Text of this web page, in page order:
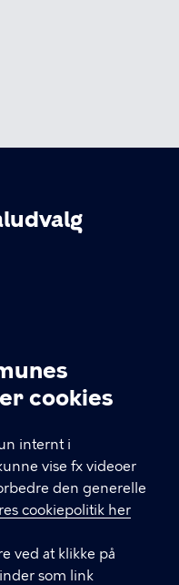
cookies
internt i
vise fx videoer
den generelle
cookiepolitik her
ved at klikke på
som link